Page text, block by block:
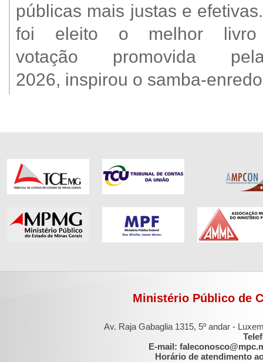
públicas mais justas e
foi eleito o melhor
votação promovida
2026, inspirou o samba-
Ministério Público de
Av. Raja Gabaglia 1315, 5º andar -
E-mail:
Horário de atendimento